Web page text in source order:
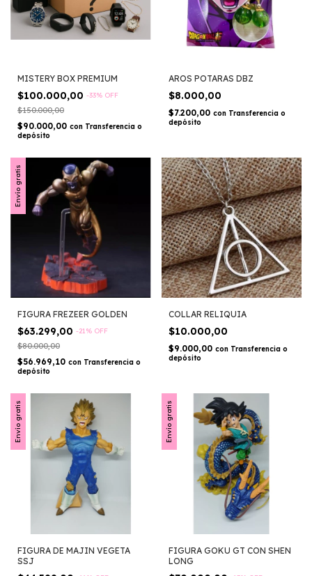
MISTERY BOX PREMIUM
$100.000,00 -33% OFF
$150.000,00
$90.000,00 con Transferencia o
depósito
AROS POTARAS DBZ
$8.000,00
$7.200,00 con Transferencia o
depósito
Envío gratis
FIGURA FREZEER GOLDEN
$63.299,00 -21% OFF
$80.000,00
$56.969,10 con Transferencia o
depósito
COLLAR RELIQUIA
$10.000,00
$9.000,00 con Transferencia o
depósito
Envío gratis
FIGURA DE MAJIN VEGETA
SSJ
Envío gratis
FIGURA GOKU GT CON SHEN
LONG